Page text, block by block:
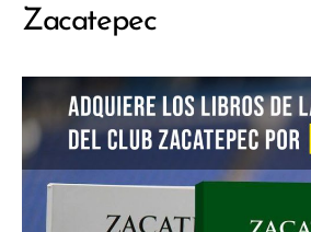
Zacatepec